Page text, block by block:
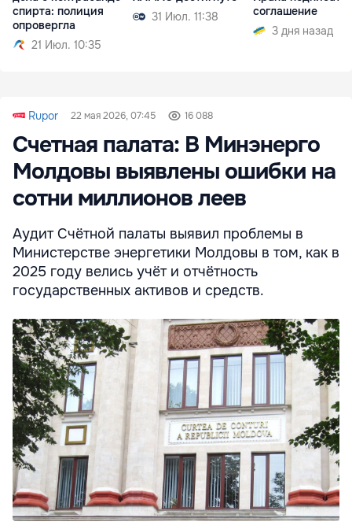
спирта: полиция
опровергла
21 Июл. 10:35
31 Июл. 11:38
соглашение
3 дня назад
Rupor 22 мая 2026, 07:45 16 088
Счетная палата: В Минэнерго
Молдовы выявлены ошибки на
сотни миллионов леев
Аудит Счётной палаты выявил проблемы в
Министерстве энергетики Молдовы в том, как в
2025 году велись учёт и отчётность
государственных активов и средств.